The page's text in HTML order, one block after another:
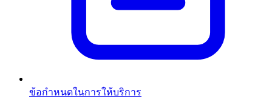
ข้อกำหนดในการให้บริการ